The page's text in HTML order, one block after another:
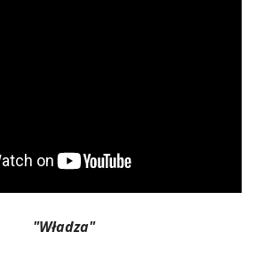
"Władza"